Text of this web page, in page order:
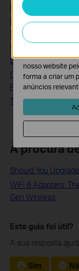
impressão
How to upgrade
Solution)
Why cannot I use
Live Messenger to
Como repor os
Powerline TP-Link?
TpPLC Utility Not
À procura
Should You
WiFi 6 Adapters:
Gen Wireless
Este guia foi útil?
A sua resposta
Sim
Cookies de
Os cookies de
atividades no
funcionalidade
O cookies de
nosso website
forma a criar um
anúncios